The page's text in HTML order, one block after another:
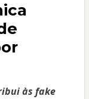
às fake